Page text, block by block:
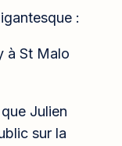
:
à St Malo
Julien
sur la